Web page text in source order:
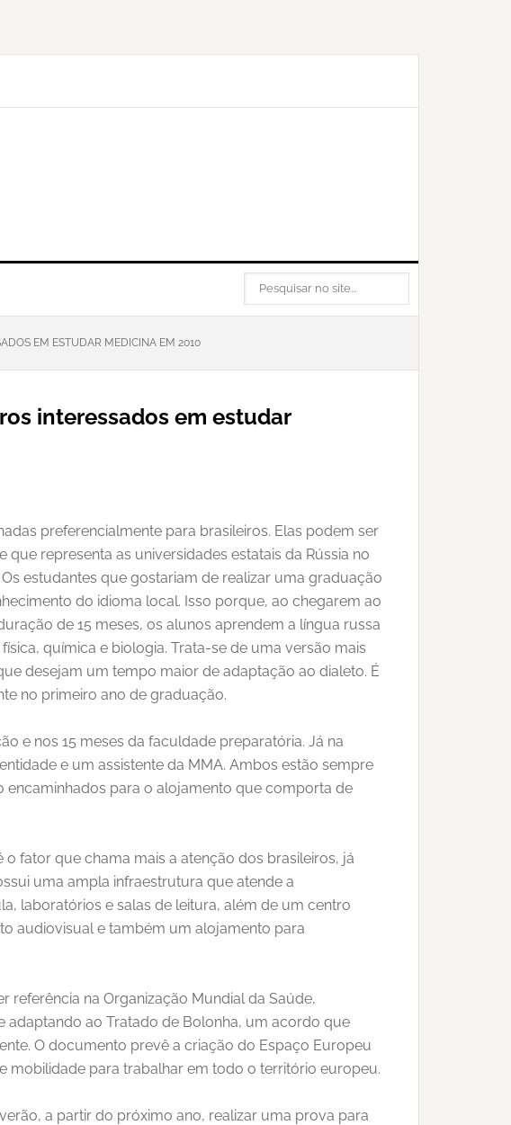
EM ESTUDAR MEDICINA EM 2010
interessados em estudar
preferencialmente para brasileiros. Elas podem ser
representa as universidades estatais da Rússia no
estudantes que gostariam de realizar uma graduação
do idioma local. Isso porque, ao chegarem ao
de 15 meses, os alunos aprendem a língua russa
química e biologia. Trata-se de uma versão mais
desejam um tempo maior de adaptação ao dialeto. É
no primeiro ano de graduação.
e nos 15 meses da faculdade preparatória. Já na
e um assistente da MMA. Ambos estão sempre
encaminhados para o alojamento que comporta de
fator que chama mais a atenção dos brasileiros, já
uma ampla infraestrutura que atende a
laboratórios e salas de leitura, além de um centro
audiovisual e também um alojamento para
referência na Organização Mundial da Saúde,
adaptando ao Tratado de Bolonha, um acordo que
O documento prevê a criação do Espaço Europeu
mobilidade para trabalhar em todo o território europeu.
a partir do próximo ano, realizar uma prova para